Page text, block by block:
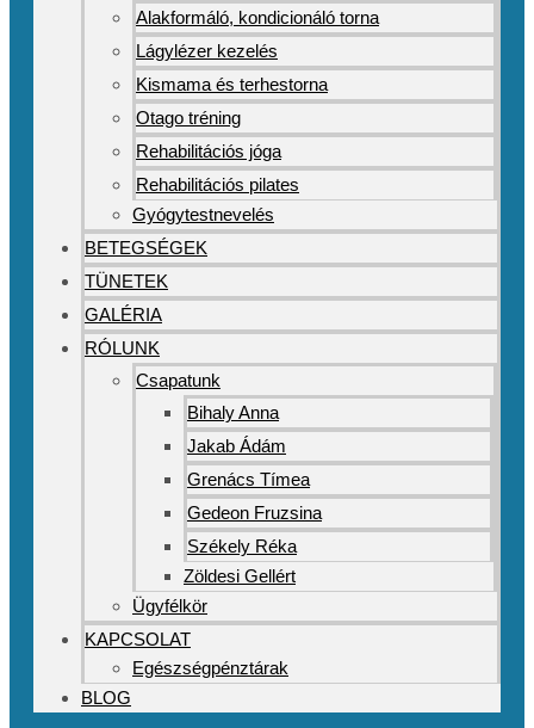
Alakformáló, kondicionáló torna
Lágylézer kezelés
Kismama és terhestorna
Otago tréning
Rehabilitációs jóga
Rehabilitációs pilates
Gyógytestnevelés
BETEGSÉGEK
TÜNETEK
GALÉRIA
RÓLUNK
Csapatunk
Bihaly Anna
Jakab Ádám
Grenács Tímea
Gedeon Fruzsina
Székely Réka
Zöldesi Gellért
Ügyfélkör
KAPCSOLAT
Egészségpénztárak
BLOG